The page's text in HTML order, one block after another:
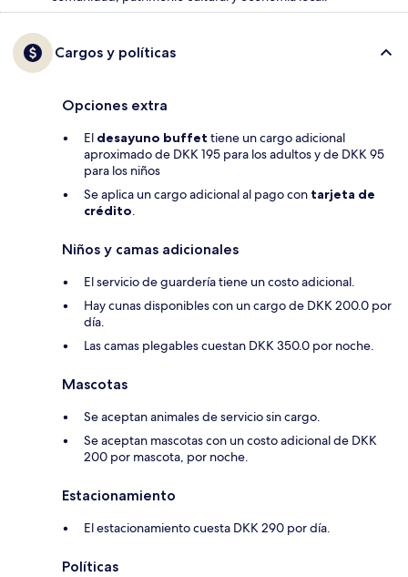
Cargos y políticas
Opciones extra
El desayuno buffet tiene un cargo adicional
aproximado de DKK 195 para los adultos y de DKK 95
para los niños
Se aplica un cargo adicional al pago con tarjeta de
crédito.
Niños y camas adicionales
El servicio de guardería tiene un costo adicional.
Hay cunas disponibles con un cargo de DKK 200.0 por
día.
Las camas plegables cuestan DKK 350.0 por noche.
Mascotas
Se aceptan animales de servicio sin cargo.
Se aceptan mascotas con un costo adicional de DKK
200 por mascota, por noche.
Estacionamiento
El estacionamiento cuesta DKK 290 por día.
Políticas